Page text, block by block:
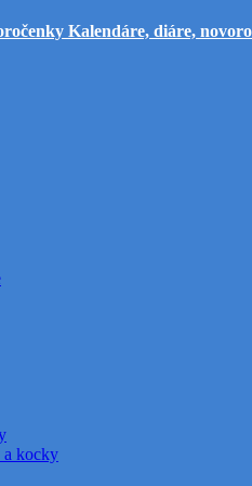
Kalendáre, diáre,
a kocky